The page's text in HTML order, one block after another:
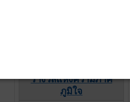
รางวัลแห่งความภาค
ภูมิใจ